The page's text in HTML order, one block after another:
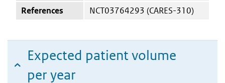
References NCT03764293 (CARES-310)
Expected patient volume
per year